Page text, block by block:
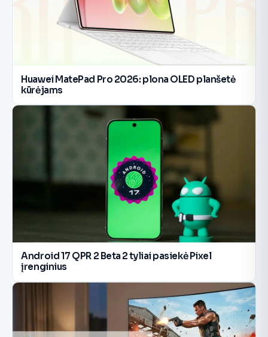
Huawei MatePad Pro 2026: plona OLED planšetė
kūrėjams
Android 17 QPR 2 Beta 2 tyliai pasiekė Pixel
įrenginius